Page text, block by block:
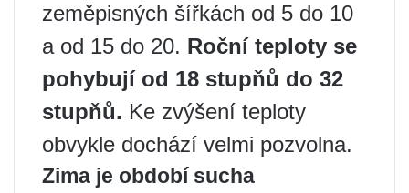
zeměpisných šířkách od 5 do 10
a od 15 do 20. Roční teploty se
pohybují od 18 stupňů do 32
stupňů. Ke zvýšení teploty
obvykle dochází velmi pozvolna.
Zima je období sucha